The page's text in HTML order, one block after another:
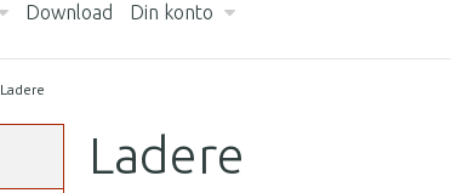
Download Din konto
Ladere
Ladere